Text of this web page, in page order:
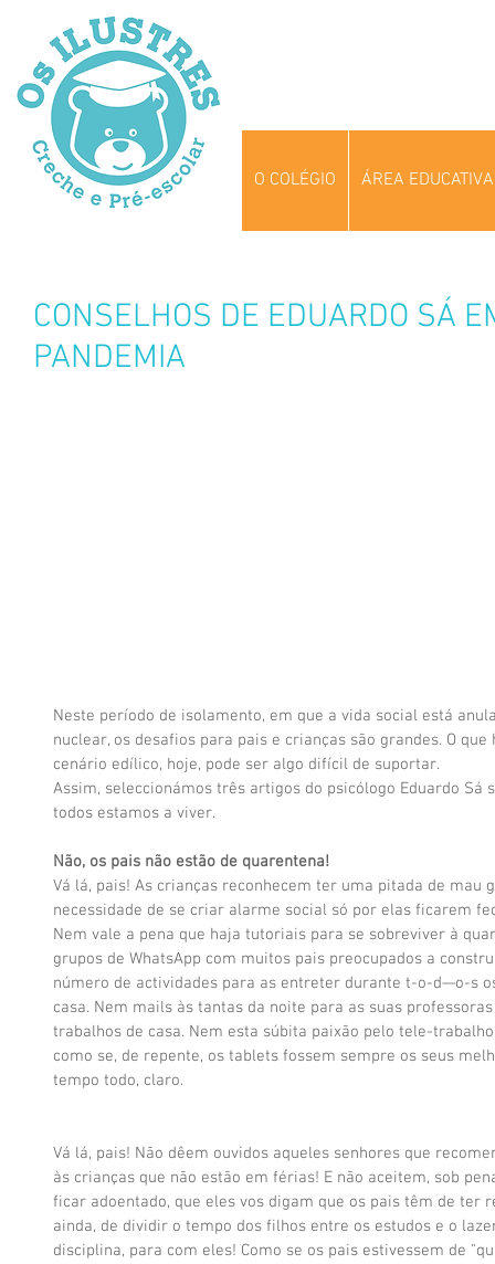
O COLÉGIO ÁREA EDUCATIVA
CONSELHOS DE EDUARDO SÁ
PANDEMIA
Neste período de isolamento, em que a vida social está
nuclear, os desafios para pais e crianças são grandes. O
cenário edílico, hoje, pode ser algo difícil de suportar.
Assim, seleccionámos três artigos do psicólogo Eduardo
todos estamos a viver.
Não, os pais não estão de quarentena!
Vá lá, pais! As crianças reconhecem ter uma pitada de mau
necessidade de se criar alarme social só por elas ficarem
Nem vale a pena que haja tutoriais para se sobreviver à
grupos de WhatsApp com muitos pais preocupados a
número de actividades para as entreter durante t-o-d—o-s
casa. Nem mails às tantas da noite para as suas
trabalhos de casa. Nem esta súbita paixão pelo tele-
como se, de repente, os tablets fossem sempre os seus
tempo todo, claro.
Vá lá, pais! Não dêem ouvidos aqueles senhores que
às crianças que não estão em férias! E não aceitem, sob
ficar adoentado, que eles vos digam que os pais têm de ter
ainda, de dividir o tempo dos filhos entre os estudos e o
disciplina, para com eles! Como se os pais estivessem de